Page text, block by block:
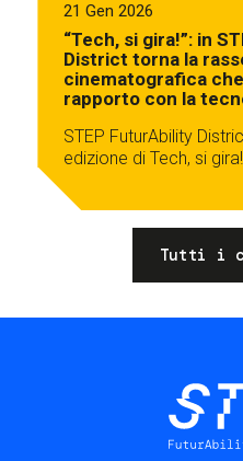
21 Gen 2026
“Tech, si gira!”: in
District torna la
cinematografica
rapporto con la
STEP FuturAbility
edizione di Tech, si gira!
Tutti i